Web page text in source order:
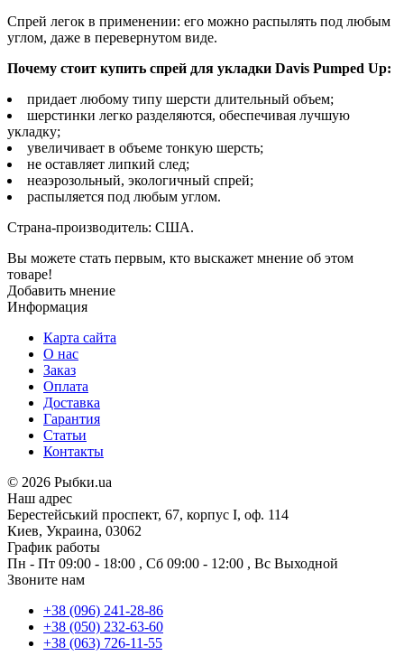
Спрей легок в применении: его можно распылять под любым
углом, даже в перевернутом виде.
Почему стоит купить спрей для укладки Davis Pumped Up:
придает любому типу шерсти длительный объем;
шерстинки легко разделяются, обеспечивая лучшую
укладку;
увеличивает в объеме тонкую шерсть;
не оставляет липкий след;
неаэрозольный, экологичный спрей;
распыляется под любым углом.
Страна-производитель: США.
Вы можете стать первым, кто выскажет мнение об этом
товаре!
Добавить мнение
Информация
Карта сайта
О нас
Заказ
Оплата
Доставка
Гарантия
Статьи
Контакты
© 2026 Рыбки.ua
Наш адрес
Берестейський проспект, 67, корпус I, оф. 114
Киев, Украина, 03062
График работы
Пн - Пт 09:00 - 18:00 , Сб 09:00 - 12:00 , Вс Выходной
Звоните нам
+38 (096) 241-28-86
+38 (050) 232-63-60
+38 (063) 726-11-55